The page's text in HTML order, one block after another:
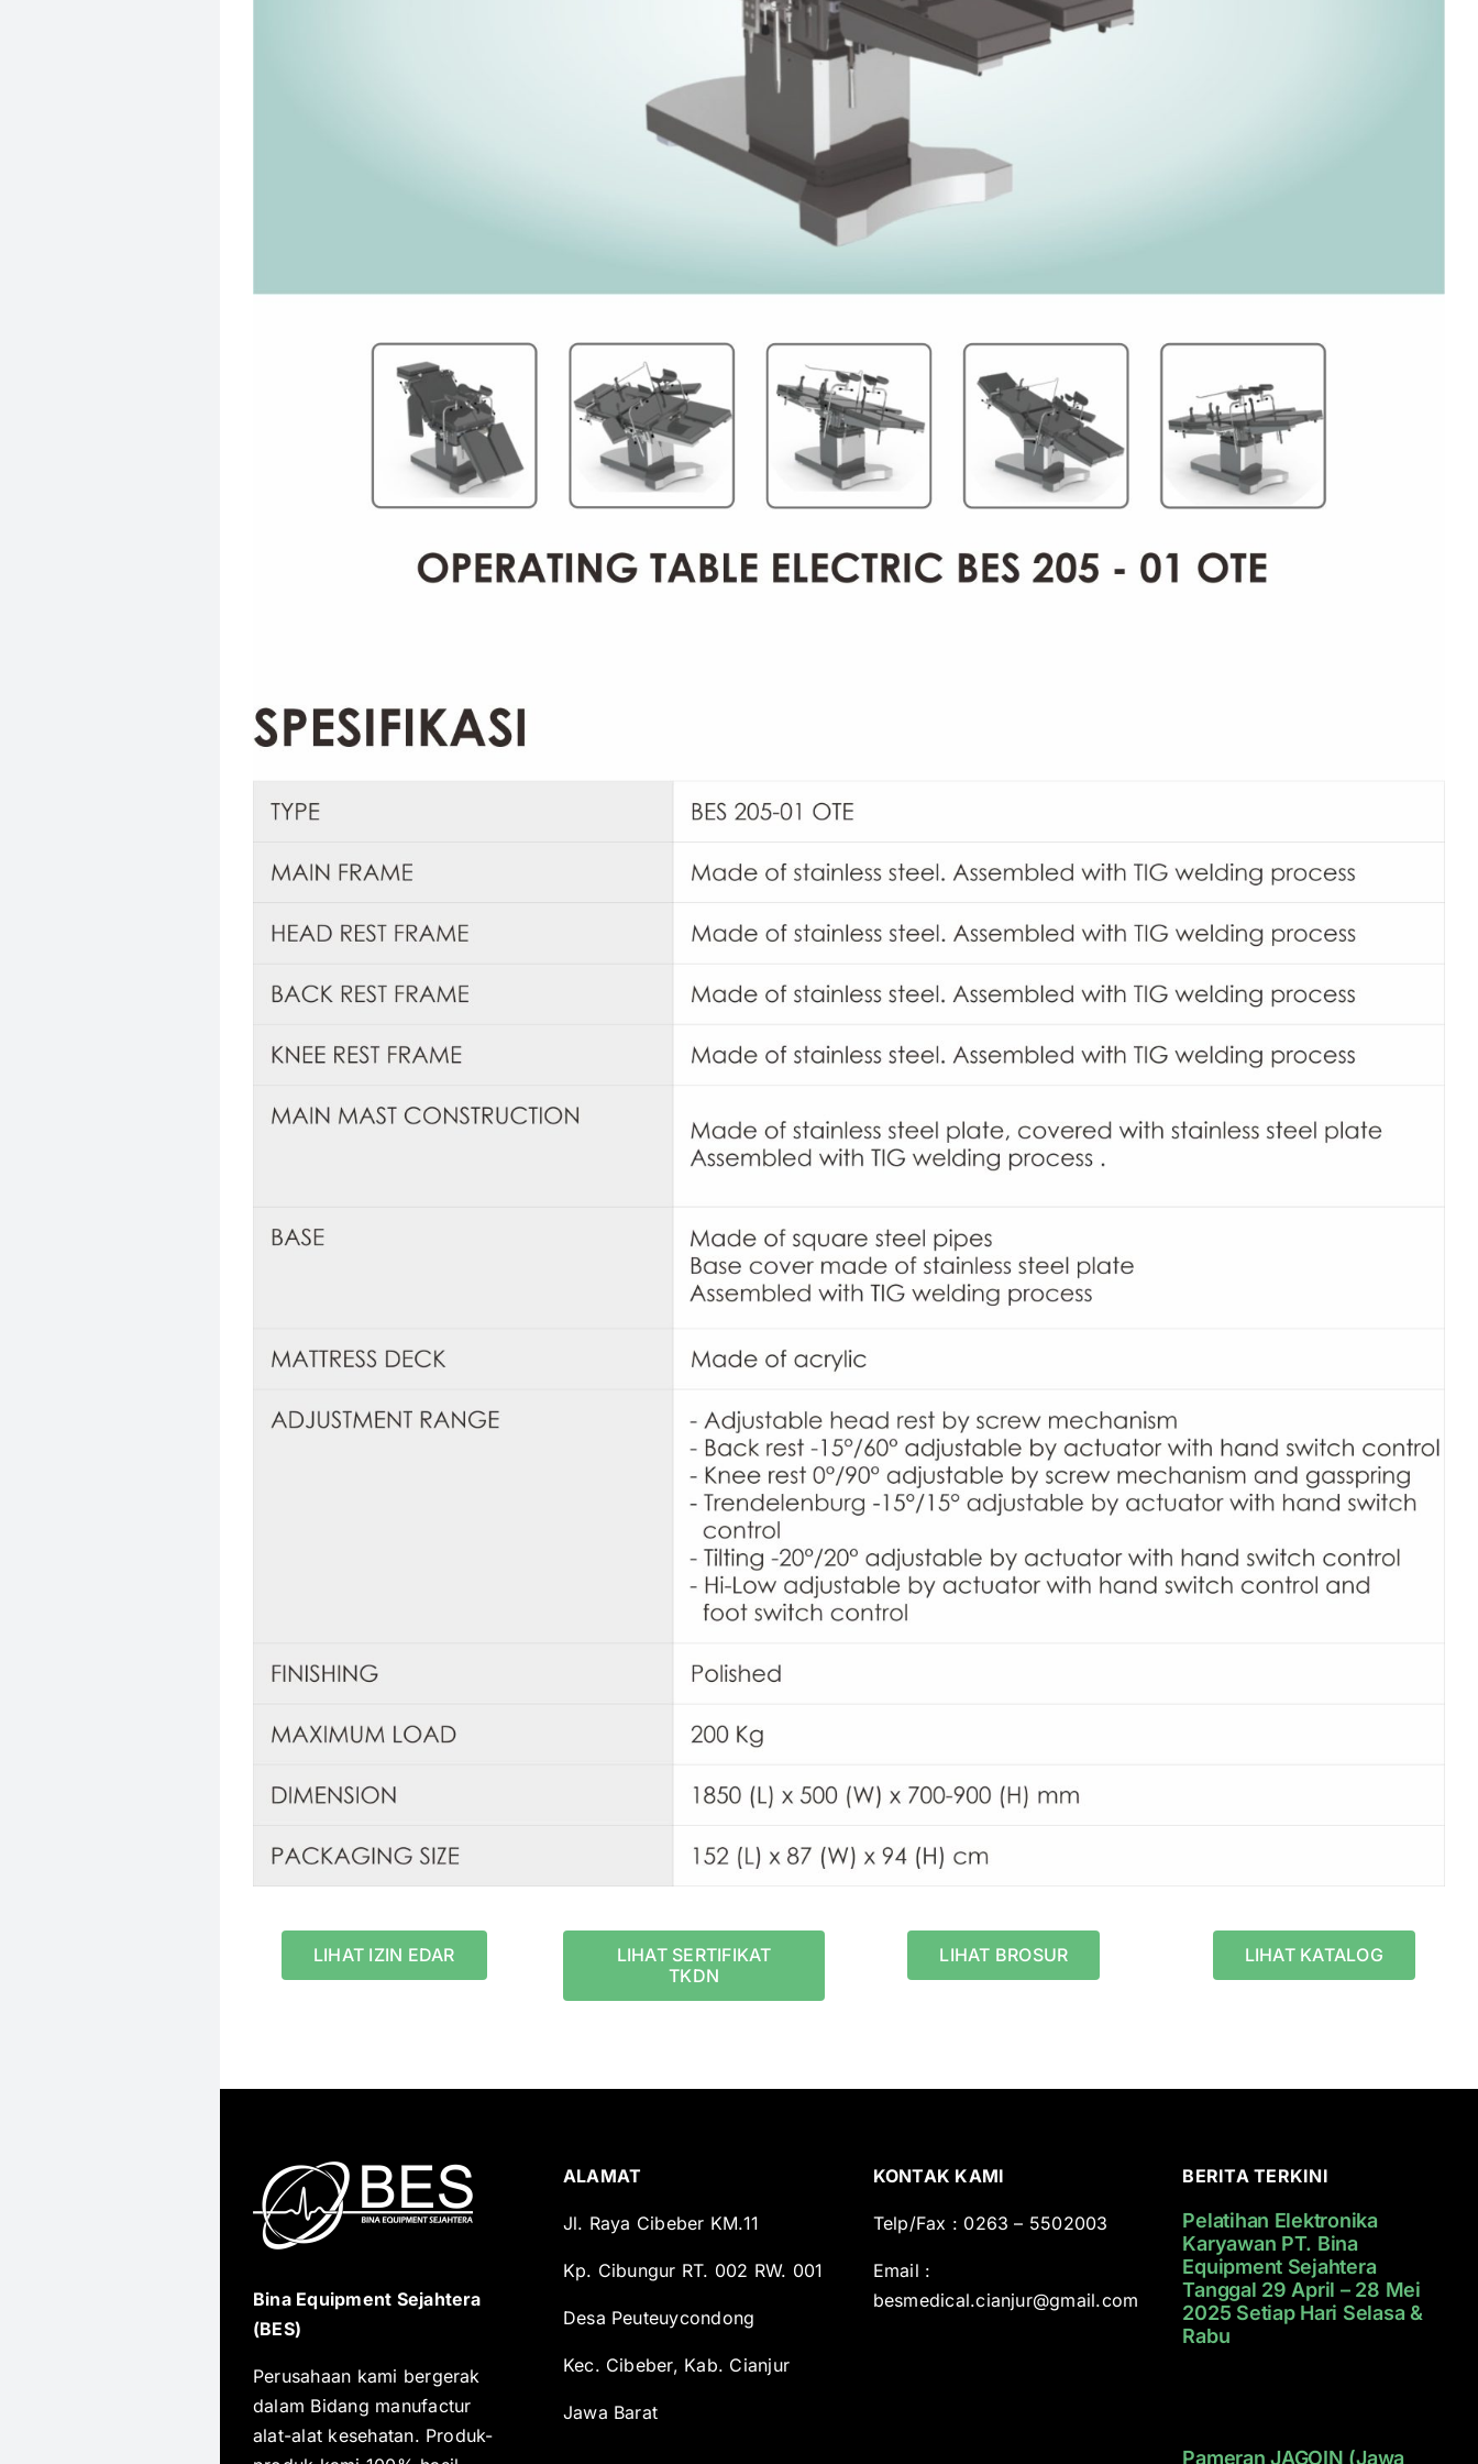
LIHAT IZIN EDAR
LIHAT SERTIFIKAT
TKDN
LIHAT BROSUR LIHAT KATALOG
Bina Equipment Sejahtera
(BES)
Perusahaan kami bergerak
dalam Bidang manufactur
alat-alat kesehatan. Produk-
ALAMAT
Jl. Raya Cibeber KM.11
Kp. Cibungur RT. 002 RW. 001
Desa Peuteuycondong
Kec. Cibeber, Kab. Cianjur
Jawa Barat
KONTAK KAMI
Telp/Fax : 0263 – 5502003
Email :
besmedical.cianjur@gmail.com
BERITA TERKINI
Pelatihan Elektronika
Karyawan PT. Bina
Equipment Sejahtera
Tanggal 29 April – 28 Mei
2025 Setiap Hari Selasa &
Rabu
Pameran JAGOIN (Jawa